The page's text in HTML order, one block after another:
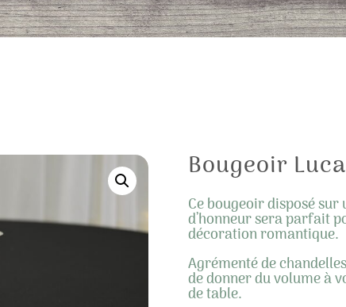
Bougeoir
Ce bougeoir disposé sur
d’honneur sera parfait
décoration romantique.
Agrémenté de
de donner du volume à
de table.